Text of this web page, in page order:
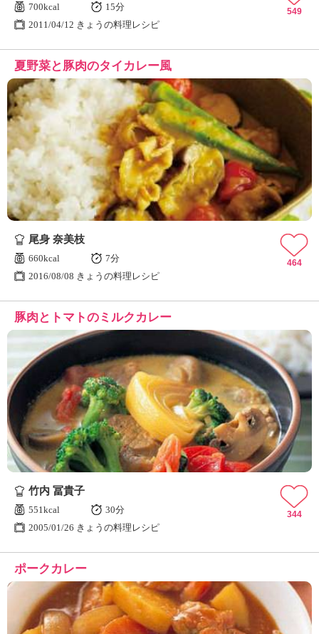
700kcal
15分
2011/04/12 きょうの料理レシピ
549
夏野菜と豚肉のタイカレー風
尾身 奈美枝
660kcal
7分
2016/08/08 きょうの料理レシピ
464
豚肉とトマトのミルクカレー
竹内 冨貴子
551kcal
30分
2005/01/26 きょうの料理レシピ
344
ポークカレー